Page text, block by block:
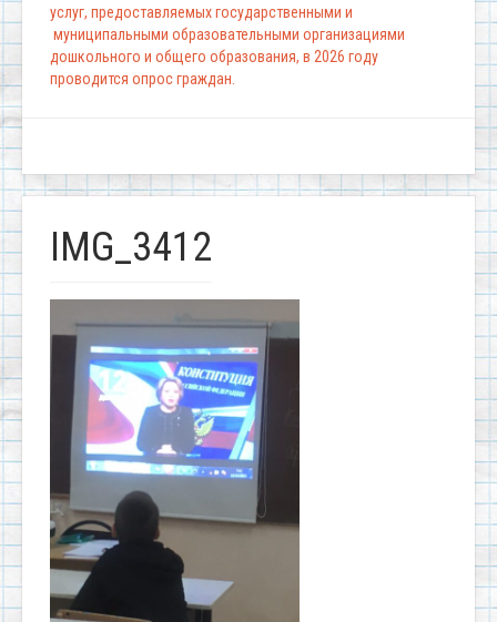
услуг, предоставляемых государственными и
муниципальными образовательными организациями
дошкольного и общего образования, в 2026 году
проводится опрос граждан.
IMG_3412